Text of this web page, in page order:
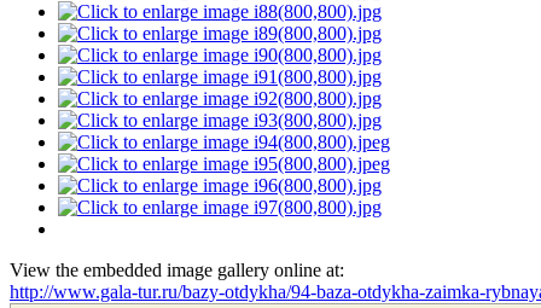
View the embedded image gallery online at:
http://www.gala-tur.ru/bazy-otdykha/94-baza-otdykha-zaimka-